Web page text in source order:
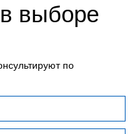
выборе
по